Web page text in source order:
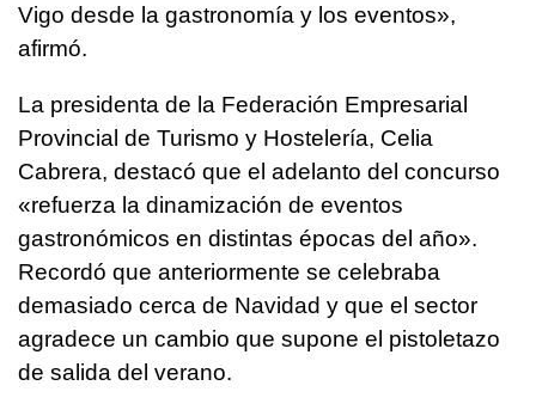
Vigo desde la gastronomía y los eventos»,
afirmó.
La presidenta de la Federación Empresarial
Provincial de Turismo y Hostelería, Celia
Cabrera, destacó que el adelanto del concurso
«refuerza la dinamización de eventos
gastronómicos en distintas épocas del año».
Recordó que anteriormente se celebraba
demasiado cerca de Navidad y que el sector
agradece un cambio que supone el pistoletazo
de salida del verano.